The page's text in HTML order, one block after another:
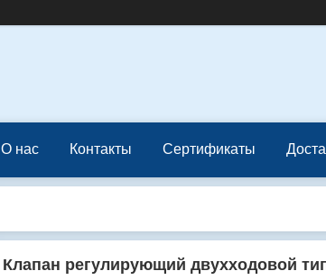
О нас Контакты Сертификаты
Клапан регулирующий двухходовой